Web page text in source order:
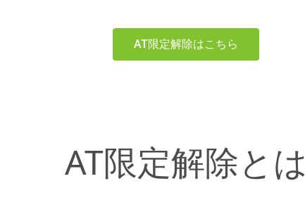
AT限定解除はこちら
AT限定解除とは